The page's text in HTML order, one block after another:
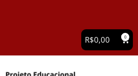
R$0,00 0